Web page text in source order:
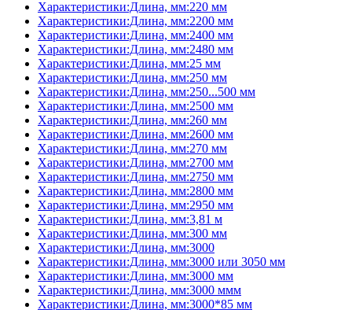
Характеристики:Длина, мм:220 мм
Характеристики:Длина, мм:2200 мм
Характеристики:Длина, мм:2400 мм
Характеристики:Длина, мм:2480 мм
Характеристики:Длина, мм:25 мм
Характеристики:Длина, мм:250 мм
Характеристики:Длина, мм:250...500 мм
Характеристики:Длина, мм:2500 мм
Характеристики:Длина, мм:260 мм
Характеристики:Длина, мм:2600 мм
Характеристики:Длина, мм:270 мм
Характеристики:Длина, мм:2700 мм
Характеристики:Длина, мм:2750 мм
Характеристики:Длина, мм:2800 мм
Характеристики:Длина, мм:2950 мм
Характеристики:Длина, мм:3,81 м
Характеристики:Длина, мм:300 мм
Характеристики:Длина, мм:3000
Характеристики:Длина, мм:3000 или 3050 мм
Характеристики:Длина, мм:3000 мм
Характеристики:Длина, мм:3000 ммм
Характеристики:Длина, мм:3000*85 мм